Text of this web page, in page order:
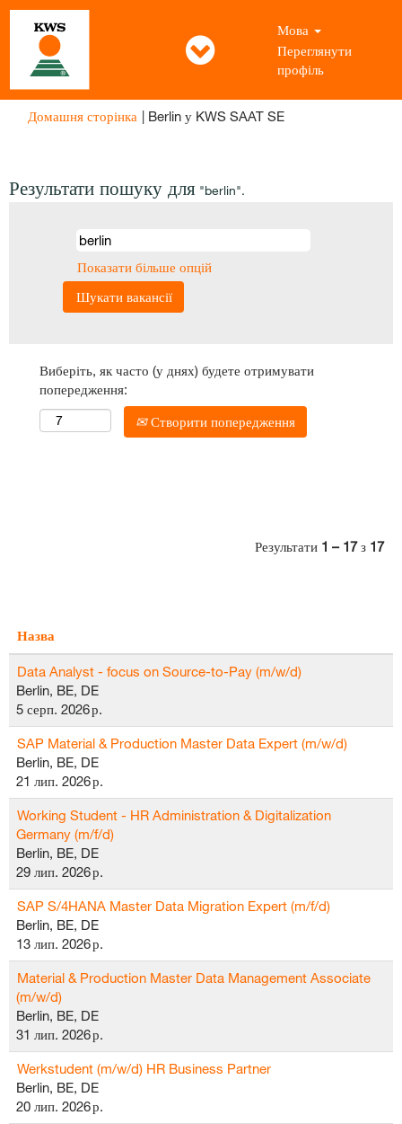
Мова
Переглянути
профіль
Домашня сторінка | Berlin у KWS SAAT SE(поточна
Результати пошуку для "berlin".
Показати більше опцій
Виберіть, як часто (у днях) будете отримувати
попередження:
Створити попередження
Результати 1 – 17з 17
Назва
Data Analyst - focus on Source-to-Pay (m/w/d)
Berlin, BE, DE
5 серп. 2026 р.
SAP Material & Production Master Data Expert (m/w/d)
Berlin, BE, DE
21 лип. 2026 р.
Working Student - HR Administration & Digitalization
Germany (m/f/d)
Berlin, BE, DE
29 лип. 2026 р.
SAP S/4HANA Master Data Migration Expert (m/f/d)
Berlin, BE, DE
13 лип. 2026 р.
Material & Production Master Data Management Associate
(m/w/d)
Berlin, BE, DE
31 лип. 2026 р.
Werkstudent (m/w/d) HR Business Partner
Berlin, BE, DE
20 лип. 2026 р.